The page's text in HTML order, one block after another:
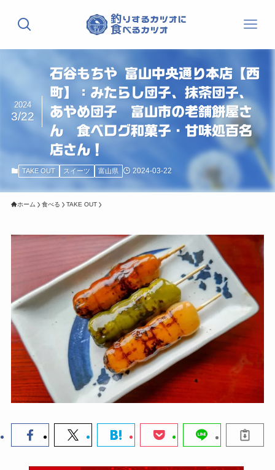
石谷もちや 富山中央通り本店【西
町】：みたらし団子、抹茶団子、
あやめ団子 富山市の老舗餅屋さ
ん 食べログ和菓子・甘味処百名
店さん！
2024
3/22
TAKE OUT スイーツ 富山県 2024-03-22
ホーム 食べる TAKE OUT